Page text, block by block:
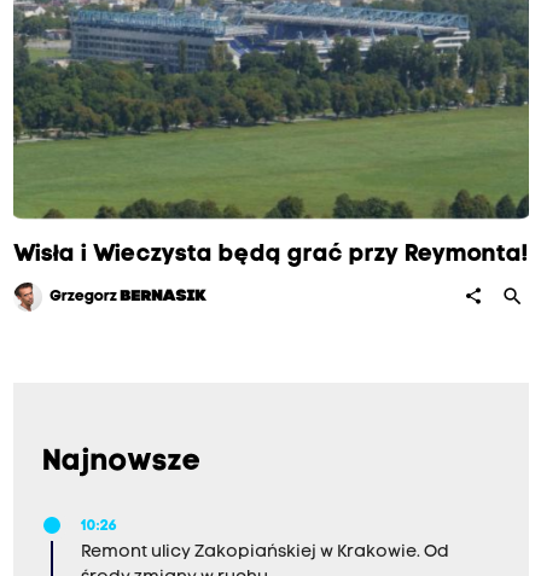
Wisła i Wieczysta będą grać przy Reymonta!
Grzegorz BERNASIK share search
Najnowsze
10:26
Remont ulicy Zakopiańskiej w Krakowie. Od